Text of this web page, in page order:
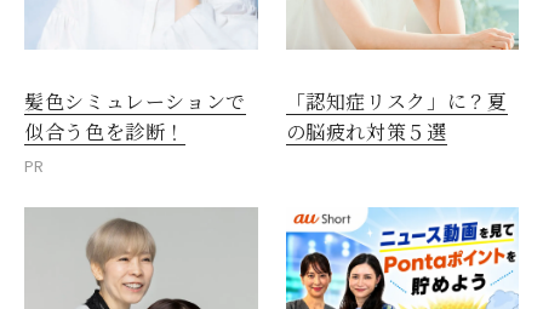
髪色シミュレーションで
似合う色を診断！
PR
「認知症リスク」に？夏
の脳疲れ対策５選